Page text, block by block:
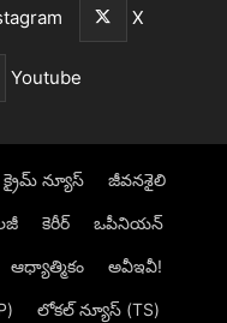
X
Youtube
క్రైమ్ న్యూస్‌ జీవనశైలి
కెరీర్‌ ఒపీనియన్‌
ఆధ్యాత్మికం అవీఇవీ!
లోక‌ల్ న్యూస్‌ (TS)